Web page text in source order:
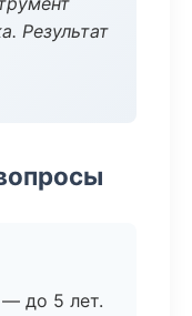
Результат
до 5 лет.